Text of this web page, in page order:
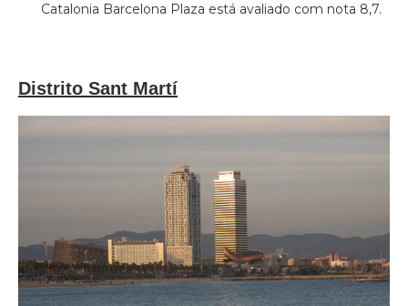
Catalonia Barcelona Plaza está avaliado com nota 8,7.
Distrito Sant Martí